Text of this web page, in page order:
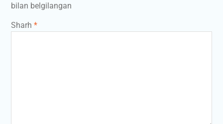
bilan belgilangan
Sharh *